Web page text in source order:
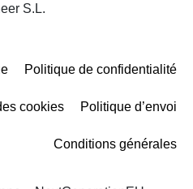
S.L.
Politique de confidentialité
cookies Politique d’envoi
Conditions générales